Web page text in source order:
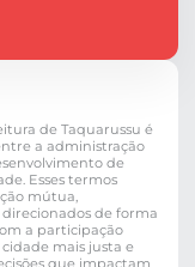
de Taquarussu é
a administração
de
Esses termos
mútua,
de forma
a participação
mais justa e
que impactam